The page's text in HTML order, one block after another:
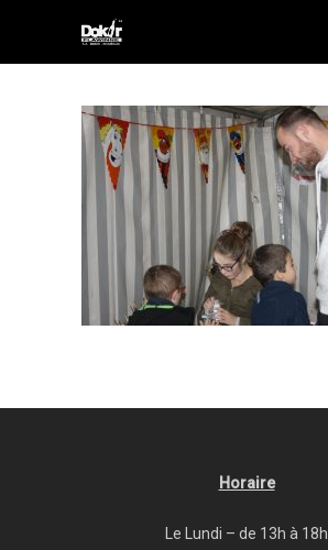
Horaire
Le Lundi – de 13h à 18h